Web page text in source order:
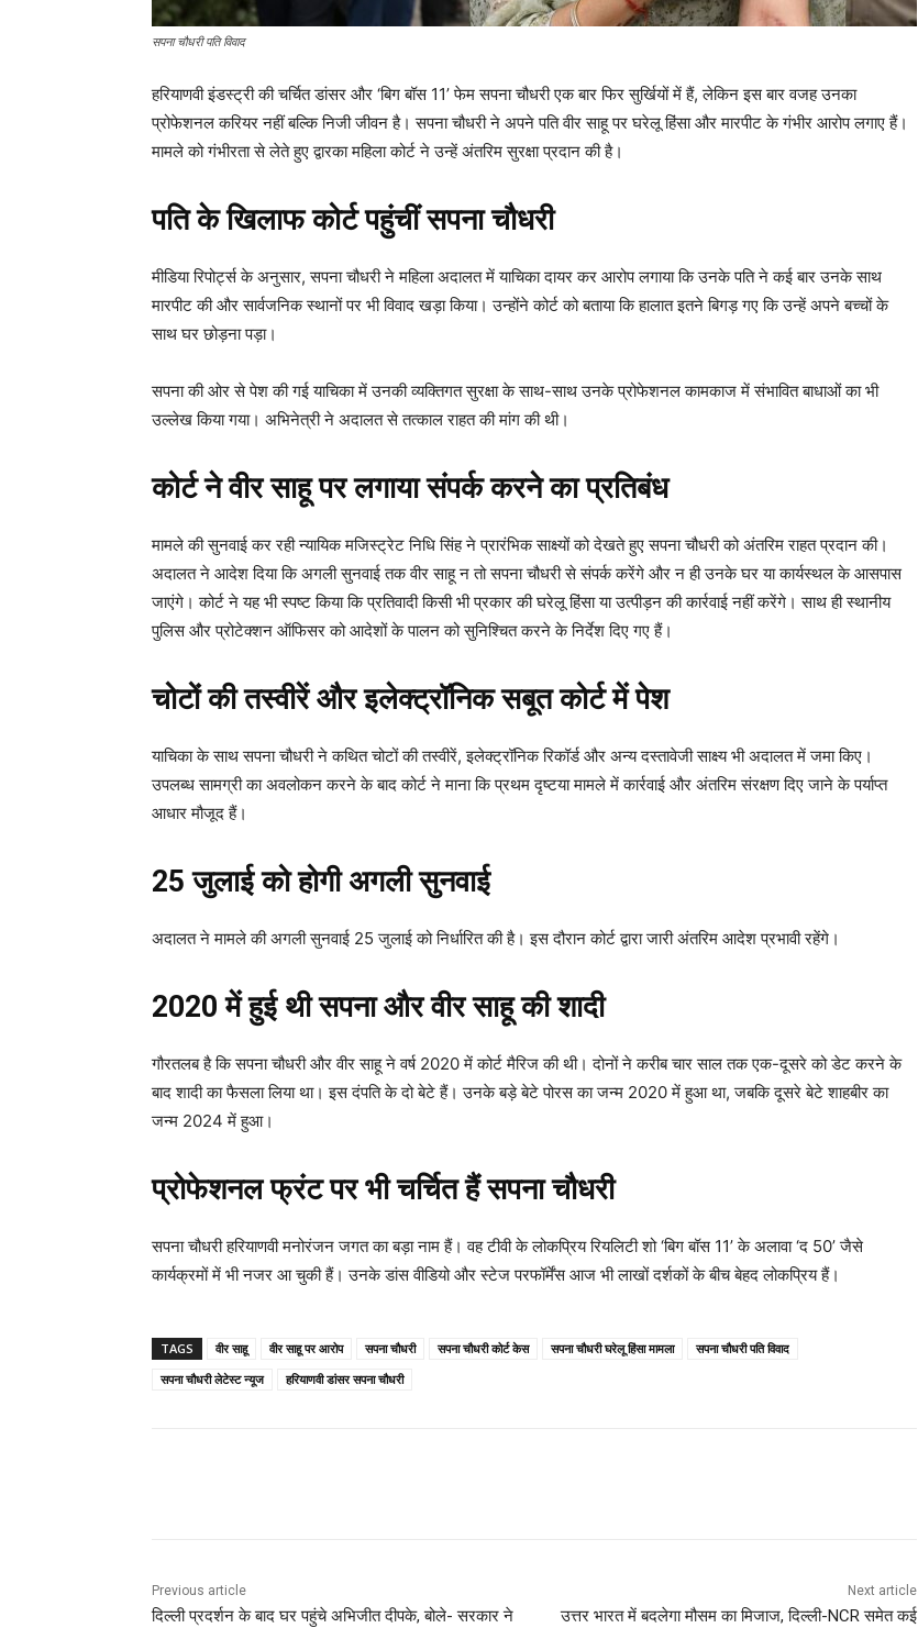
सपना चौधरी पति विवाद
हरियाणवी इंडस्ट्री की चर्चित डांसर और ‘बिग बॉस 11’ फेम सपना चौधरी एक बार फिर सुर्खियों में हैं, लेकिन इस बार वजह उनका
प्रोफेशनल करियर नहीं बल्कि निजी जीवन है। सपना चौधरी ने अपने पति वीर साहू पर घरेलू हिंसा और मारपीट के गंभीर आरोप लगाए हैं।
मामले को गंभीरता से लेते हुए द्वारका महिला कोर्ट ने उन्हें अंतरिम सुरक्षा प्रदान की है।
पति के खिलाफ कोर्ट पहुंचीं सपना चौधरी
मीडिया रिपोर्ट्स के अनुसार, सपना चौधरी ने महिला अदालत में याचिका दायर कर आरोप लगाया कि उनके पति ने कई बार उनके साथ
मारपीट की और सार्वजनिक स्थानों पर भी विवाद खड़ा किया। उन्होंने कोर्ट को बताया कि हालात इतने बिगड़ गए कि उन्हें अपने बच्चों के
साथ घर छोड़ना पड़ा।
सपना की ओर से पेश की गई याचिका में उनकी व्यक्तिगत सुरक्षा के साथ-साथ उनके प्रोफेशनल कामकाज में संभावित बाधाओं का भी
उल्लेख किया गया। अभिनेत्री ने अदालत से तत्काल राहत की मांग की थी।
कोर्ट ने वीर साहू पर लगाया संपर्क करने का प्रतिबंध
मामले की सुनवाई कर रही न्यायिक मजिस्ट्रेट निधि सिंह ने प्रारंभिक साक्ष्यों को देखते हुए सपना चौधरी को अंतरिम राहत प्रदान की।
अदालत ने आदेश दिया कि अगली सुनवाई तक वीर साहू न तो सपना चौधरी से संपर्क करेंगे और न ही उनके घर या कार्यस्थल के आसपास
जाएंगे। कोर्ट ने यह भी स्पष्ट किया कि प्रतिवादी किसी भी प्रकार की घरेलू हिंसा या उत्पीड़न की कार्रवाई नहीं करेंगे। साथ ही स्थानीय
पुलिस और प्रोटेक्शन ऑफिसर को आदेशों के पालन को सुनिश्चित करने के निर्देश दिए गए हैं।
चोटों की तस्वीरें और इलेक्ट्रॉनिक सबूत कोर्ट में पेश
याचिका के साथ सपना चौधरी ने कथित चोटों की तस्वीरें, इलेक्ट्रॉनिक रिकॉर्ड और अन्य दस्तावेजी साक्ष्य भी अदालत में जमा किए।
उपलब्ध सामग्री का अवलोकन करने के बाद कोर्ट ने माना कि प्रथम दृष्टया मामले में कार्रवाई और अंतरिम संरक्षण दिए जाने के पर्याप्त
आधार मौजूद हैं।
25 जुलाई को होगी अगली सुनवाई
अदालत ने मामले की अगली सुनवाई 25 जुलाई को निर्धारित की है। इस दौरान कोर्ट द्वारा जारी अंतरिम आदेश प्रभावी रहेंगे।
2020 में हुई थी सपना और वीर साहू की शादी
गौरतलब है कि सपना चौधरी और वीर साहू ने वर्ष 2020 में कोर्ट मैरिज की थी। दोनों ने करीब चार साल तक एक-दूसरे को डेट करने के
बाद शादी का फैसला लिया था। इस दंपति के दो बेटे हैं। उनके बड़े बेटे पोरस का जन्म 2020 में हुआ था, जबकि दूसरे बेटे शाहबीर का
जन्म 2024 में हुआ।
प्रोफेशनल फ्रंट पर भी चर्चित हैं सपना चौधरी
सपना चौधरी हरियाणवी मनोरंजन जगत का बड़ा नाम हैं। वह टीवी के लोकप्रिय रियलिटी शो ‘बिग बॉस 11’ के अलावा ‘द 50’ जैसे
कार्यक्रमों में भी नजर आ चुकी हैं। उनके डांस वीडियो और स्टेज परफॉर्मेंस आज भी लाखों दर्शकों के बीच बेहद लोकप्रिय हैं।
TAGS वीर साहू वीर साहू पर आरोप सपना चौधरी सपना चौधरी कोर्ट केस सपना चौधरी घरेलू हिंसा मामला
सपना चौधरी पति विवाद
सपना चौधरी लेटेस्ट न्यूज
हरियाणवी डांसर सपना चौधरी
Previous article
दिल्ली प्रदर्शन के बाद घर पहुंचे अभिजीत दीपके, बोले- सरकार ने
Next article
उत्तर भारत में बदलेगा मौसम का मिजाज, दिल्ली-NCR समेत कई